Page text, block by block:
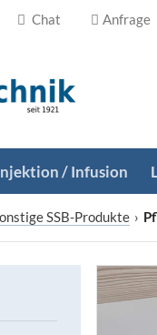
Chat Anfrage
/ Infusion
SSB-Produkte ›